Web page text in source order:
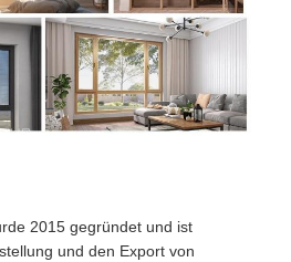
2015 gegründet und ist
und den Export von